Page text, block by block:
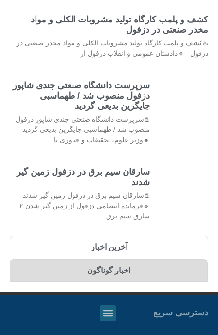
کشف و پلمب کارگاه تولید مشروبات الکلی و مواد
مخدر صنعتی در دزفول
♨️کشف و پلمب کارگاه تولید مشروبات الکلی و مواد مخدر صنعتی در
دزفول 🔹دادستان عمومی و انقلاب دزفول از
سرپرست دانشگاه صنعتی جندی شاپور
دزفول منصوب شد / طهماسبی
جایگزین بدیعی گردید
♨️سرپرست دانشگاه صنعتی جندی شاپور دزفول
منصوب شد / طهماسبی جایگزین بدیعی گردید
🔸وزیر علوم، تحقیقات و فناوری با
سارقان سیم برق در دزفول زمین گیر
شدند
♨️سارقان سیم برق در دزفول زمین گیر شدند
🔹فرمانده انتظامی دزفول از زمین گیر شدن ۲
سارق سیم برق
آخرین اخبار
اخبار گوناگون
دسترسی سریع